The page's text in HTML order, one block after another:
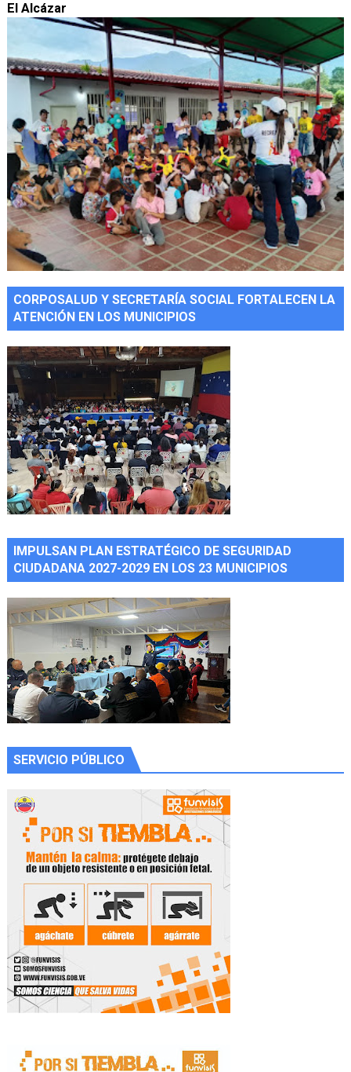
El Alcázar
CORPOSALUD Y SECRETARÍA SOCIAL FORTALECEN LA
ATENCIÓN EN LOS MUNICIPIOS
IMPULSAN PLAN ESTRATÉGICO DE SEGURIDAD
CIUDADANA 2027-2029 EN LOS 23 MUNICIPIOS
SERVICIO PÚBLICO